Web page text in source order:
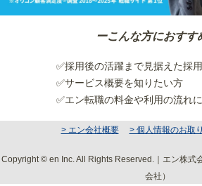
ーこんな方におすす
✅採用後の活躍まで見据えた
✅サービス概要を
✅エン転職の料金や利用の流れ
> エン会社概要 > 個人情報のお取
Copyright © en Inc. All Rights Reserved.｜エン株式
会社）